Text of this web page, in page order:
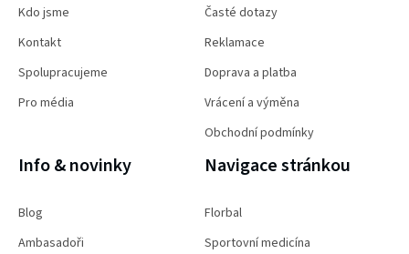
Kdo jsme
Kontakt
Spolupracujeme
Pro média
Časté dotazy
Reklamace
Doprava a platba
Vrácení a výměna
Obchodní podmínky
Info & novinky
Blog
Ambasadoři
Navigace stránkou
Florbal
Sportovní medicína